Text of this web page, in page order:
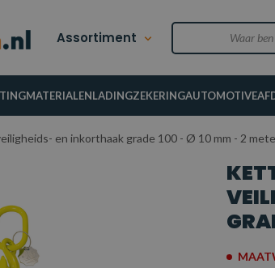
Assortiment
LADINGZEKERINGAUTOMOTIVE
en inkorthaak grade 100 - Ø 10 mm - 2